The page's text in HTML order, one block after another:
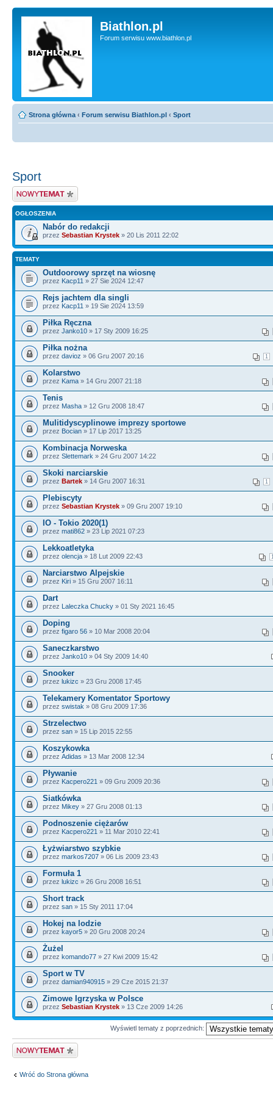
Biathlon.pl
Forum serwisu www.biathlon.pl
Strona główna ‹ Forum serwisu Biathlon.pl ‹ Sport
Sport
Wyślij nowy temat
OGŁOSZENIA
Nabór do redakcji
przez Sebastian Krystek » 20 Lis 2011 22:02
TEMATY
Outdoorowy sprzęt na wiosnę
przez Kacp11 » 27 Sie 2024 12:47
Rejs jachtem dla singli
przez Kacp11 » 19 Sie 2024 13:59
Piłka Ręczna
przez Janko10 » 17 Sty 2009 16:25
Piłka nożna
1
przez davioz » 06 Gru 2007 20:16
Kolarstwo
przez Kama » 14 Gru 2007 21:18
Tenis
przez Masha » 12 Gru 2008 18:47
Mulitidyscyplinowe imprezy sportowe
przez Bocian » 17 Lip 2017 13:25
Kombinacja Norweska
przez Slettemark » 24 Gru 2007 14:22
Skoki narciarskie
1
przez Bartek » 14 Gru 2007 16:31
Plebiscyty
przez Sebastian Krystek » 09 Gru 2007 19:10
IO - Tokio 2020(1)
przez mati862 » 23 Lip 2021 07:23
Lekkoatletyka
przez olencja » 18 Lut 2009 22:43
Narciarstwo Alpejskie
przez Kiri » 15 Gru 2007 16:11
Dart
przez Laleczka Chucky » 01 Sty 2021 16:45
Doping
przez figaro 56 » 10 Mar 2008 20:04
Saneczkarstwo
przez Janko10 » 04 Sty 2009 14:40
Snooker
przez lukizc » 23 Gru 2008 17:45
Telekamery Komentator Sportowy
przez swistak » 08 Gru 2009 17:36
Strzelectwo
przez san » 15 Lip 2015 22:55
Koszykowka
przez Adidas » 13 Mar 2008 12:34
Pływanie
przez Kacpero221 » 09 Gru 2009 20:36
Siatkówka
przez Mikey » 27 Gru 2008 01:13
Podnoszenie ciężarów
przez Kacpero221 » 11 Mar 2010 22:41
Łyżwiarstwo szybkie
przez markos7207 » 06 Lis 2009 23:43
Formuła 1
przez lukizc » 26 Gru 2008 16:51
Short track
przez san » 15 Sty 2011 17:04
Hokej na lodzie
przez kayor5 » 20 Gru 2008 20:24
Żużel
przez komando77 » 27 Kwi 2009 15:42
Sport w TV
przez damian940915 » 29 Cze 2015 21:37
Zimowe Igrzyska w Polsce
przez Sebastian Krystek » 13 Cze 2009 14:26
Wyświetl tematy z poprzednich:
Wyślij nowy temat
Wróć do Strona główna